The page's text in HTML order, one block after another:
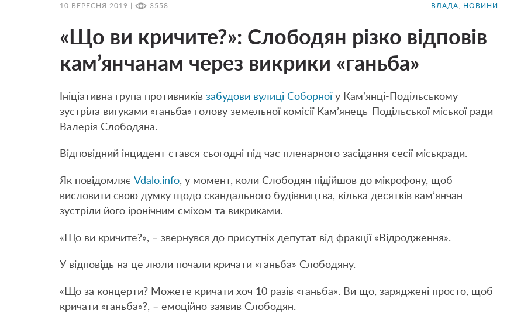
10 ВЕРЕСНЯ 2019 | 3558 ВЛАДА НОВИНИ
«Що ви кричите?»: Слободян різко відповів
кам’янчанам через викрики «ганьба»
Ініціативна група противників забудови вулиці Соборноїу Кам’янці-Подільському
зустріла вигуками «ганьба» голову земельної комісії Кам’янець-Подільської міської ради
Валерія Слободяна.
Відповідний інцидент стався сьогодні під час пленарного засідання сесії міськради.
Як повідомляє Vdalo.info, у момент, коли Слободян підійшов до мікрофону, щоб
висловити свою думку щодо скандального будівництва, кілька десятків кам’янчан
зустріли його іронічним сміхом та викриками.
«Що ви кричите?», – звернувся до присутніх депутат від фракції «Відродження».
У відповідь на це люли почали кричати «ганьба» Слободяну.
«Що за концерти? Можете кричати хоч 10 разів «ганьба». Ви що, заряджені просто, щоб
кричати «ганьба»?, – емоційно заявив Слободян.